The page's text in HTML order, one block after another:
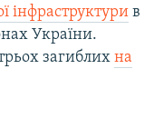
інфраструктури в
України.
загиблих на